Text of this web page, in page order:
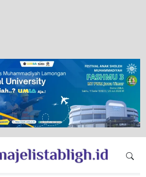
Muhammadiyah
Dakwah Islam Berkemajuan dan